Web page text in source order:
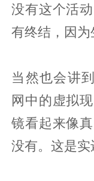
没有这个活
有终结，因为
当然也会讲
网中的虚拟
镜看起来像
没有。这是实